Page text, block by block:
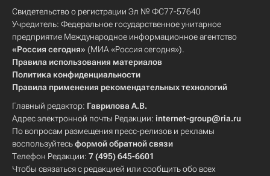
Свидетельство о регистрации Эл № ФС77-57640
Учредитель: Федеральное государственное унитарное
предприятие Международное информационное агентство
«Россия сегодня» (МИА «Россия сегодня»).
Правила использования материалов
Политика конфиденциальности
Правила применения рекомендательных технологий
Главный редактор: Гаврилова А.В.
Адрес электронной почты Редакции: internet-group@ria.ru
По вопросам размещения пресс-релизов и рекламы
воспользуйтесьформой обратной связи
Телефон Редакции: 7 (495) 645-6601
Чтобы связаться с редакцией или сообщить обо всех